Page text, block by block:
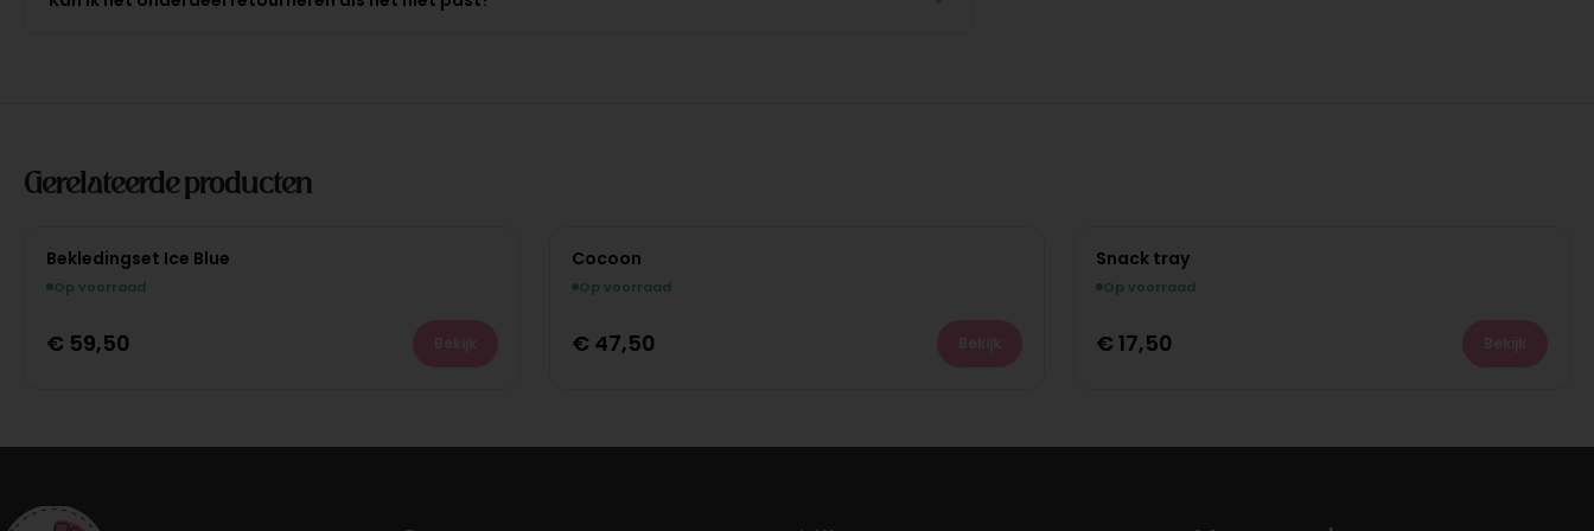
Gerelateerde producten
Bekledingset Ice Blue
Op voorraad
€ 59,50
Cocoon
Op voorraad
€ 47,50
Snack tray
Op voorraad
€ 17,50